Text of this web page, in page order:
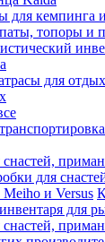
для кемпинга
топоры и
для
для
и Versus
для